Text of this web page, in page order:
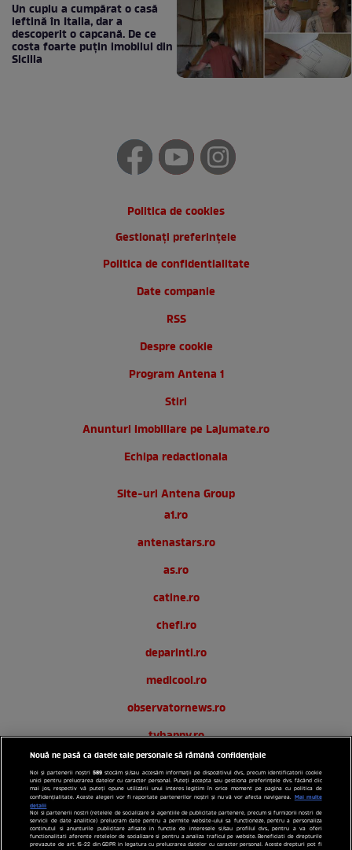
Un cuplu a cumpărat o casă
ieftină în Italia, dar a
descoperit o capcană. De ce
costa foarte puțin imobilul din
Sicilia
Politica de cookies
Gestionați preferințele
Politica de confidentialitate
Date companie
RSS
Despre cookie
Program Antena 1
Stiri
Anunturi imobiliare pe Lajumate.ro
Echipa redactionala
Site-uri Antena Group
a1.ro
antenastars.ro
as.ro
catine.ro
chefi.ro
deparinti.ro
medicool.ro
observatornews.ro
tvhappy.ro
useit.ro
zutv.ro
Trends AntenaPLAY
Nouă ne pasă ca datele tale personale să rămână confidențiale
Noi și partenerii noștri589 stocăm și/sau accesăm informații pe dispozitivul dvs., precum identificatorii cookie
unici pentru prelucrarea datelor cu caracter personal. Puteți accepta sau gestiona preferințele dvs. făcând clic
mai jos, respectiv vă puteți opune utilizării unui interes legitim în orice moment pe pagina cu politica de
confidențialitate. Aceste alegeri vor fi raportate partenerilor noștri și nu vă vor afecta navigarea. Mai multe
detalii
Noi si partenerii nostri (retelele de socializare si agentiile de publicitate partenere, precum si furnizorii nostri de
servicii de date analitice) prelucram date pentru a permite website-ului sa functioneze, pentru a personaliza
continutul si anunturile publicitare afisate in functie de interesele si/sau profilul dvs., pentru a va oferi
functionalitati aferente retelelor de socializare si pentru a analiza traficul pe website. Beneficiati de drepturile
prevazute de art. 15-22 din GDPR in legatura cu prelucrarea datelor cu caracter personal. Aceste drepturi pot fi